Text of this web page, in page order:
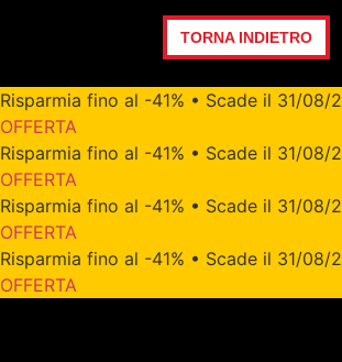
TORNA INDIETRO
Risparmia fino al -41% • Scade il 31/08/
OFFERTA
Risparmia fino al -41% • Scade il 31/08/
OFFERTA
Risparmia fino al -41% • Scade il 31/08/
OFFERTA
Risparmia fino al -41% • Scade il 31/08/
OFFERTA